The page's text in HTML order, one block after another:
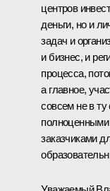
центров
деньги, но и
задач и
и бизнес, и
процесса,
а главное,
совсем не в
полноценными
заказчиками